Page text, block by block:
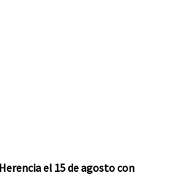
el 15 de agosto con